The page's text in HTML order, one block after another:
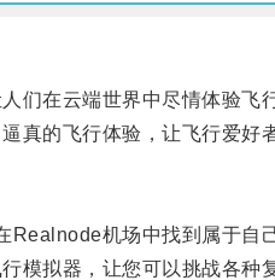
在云端世界中尽情体验飞行
的飞行体验，让飞行爱好者
机场中找到属于自己
拟器，让您可以挑战各种复